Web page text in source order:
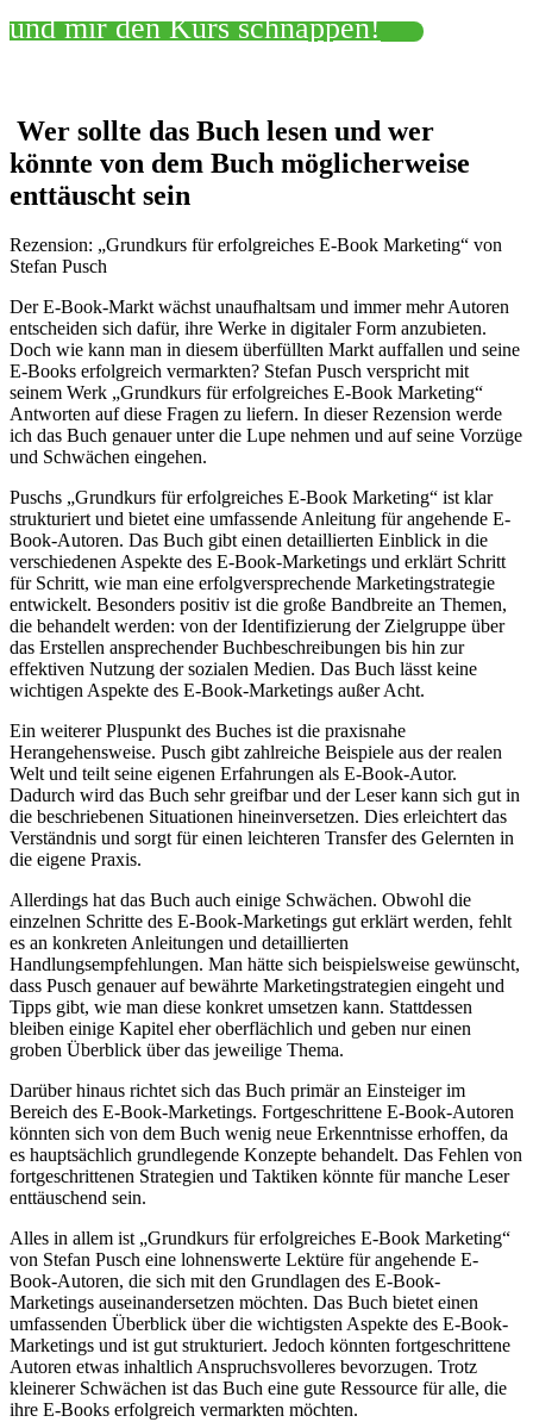
und mir den Kurs schnappen!
⁢ Wer sollte das Buch lesen und wer
könnte von ‍dem⁤ Buch möglicherweise
enttäuscht sein
Rezension: „Grundkurs für erfolgreiches​ E-Book Marketing“ von
Stefan‍ Pusch
Der E-Book-Markt wächst unaufhaltsam und immer mehr Autoren⁣
entscheiden sich dafür, ihre Werke ⁢in digitaler⁤ Form anzubieten.
⁣Doch wie‌ kann‍ man in diesem überfüllten Markt auffallen und seine
E-Books erfolgreich vermarkten? Stefan Pusch​ verspricht mit
seinem​ Werk „Grundkurs⁢ für erfolgreiches⁤ E-Book Marketing“
Antworten auf diese Fragen zu liefern. In dieser Rezension werde
ich das Buch‌ genauer unter die Lupe ⁤nehmen und auf seine Vorzüge⁢
und Schwächen eingehen.
Puschs⁢ „Grundkurs für erfolgreiches E-Book Marketing“ ist klar​
strukturiert und​ bietet eine umfassende Anleitung‍ für angehende E-
Book-Autoren. Das Buch gibt einen detaillierten Einblick in die
verschiedenen Aspekte ​des E-Book-Marketings und erklärt Schritt
für ⁢Schritt, wie⁤ man eine ‌erfolgversprechende Marketingstrategie
entwickelt. Besonders positiv ist die große Bandbreite an Themen,‌
die behandelt ​werden: ‌von der Identifizierung der Zielgruppe über
das Erstellen‌ ansprechender Buchbeschreibungen bis hin zur
⁢effektiven Nutzung der‌ sozialen Medien. Das Buch lässt keine
wichtigen Aspekte des⁣ E-Book-Marketings ​außer Acht.
Ein weiterer Pluspunkt des Buches⁤ ist die ​praxisnahe
Herangehensweise.⁢ Pusch gibt zahlreiche Beispiele aus der realen⁣
Welt und teilt‍ seine eigenen⁣ Erfahrungen als E-Book-Autor.
⁤Dadurch wird das Buch sehr greifbar und der Leser kann sich gut in
die beschriebenen Situationen hineinversetzen. Dies erleichtert das
Verständnis und sorgt für einen leichteren Transfer des Gelernten in
die eigene Praxis.
Allerdings hat das‍ Buch auch einige Schwächen. Obwohl die
einzelnen Schritte des E-Book-Marketings gut ‌erklärt werden, fehlt
‌es an konkreten Anleitungen und detaillierten
Handlungsempfehlungen. Man hätte​ sich ⁢beispielsweise gewünscht,
dass ‍Pusch genauer auf bewährte Marketingstrategien eingeht und
Tipps gibt, wie man diese konkret umsetzen kann. Stattdessen
bleiben einige Kapitel eher oberflächlich ‌und geben nur einen
groben Überblick über ⁤das jeweilige Thema.
Darüber hinaus‌ richtet sich ‍das Buch primär an Einsteiger im
Bereich des E-Book-Marketings. Fortgeschrittene E-Book-Autoren
könnten sich von dem Buch wenig neue Erkenntnisse erhoffen, da
es hauptsächlich grundlegende‍ Konzepte ​behandelt. Das Fehlen⁤ von​
fortgeschrittenen Strategien und Taktiken könnte für manche Leser⁤
enttäuschend sein.
Alles in allem ist „Grundkurs⁣ für erfolgreiches E-Book Marketing“
von Stefan Pusch eine lohnenswerte Lektüre für angehende E-
Book-Autoren, die sich mit den Grundlagen ⁣des E-Book-
Marketings‍ auseinandersetzen möchten. Das Buch bietet einen
umfassenden Überblick über die wichtigsten Aspekte des E-Book-
Marketings und ist gut strukturiert. Jedoch könnten fortgeschrittene
⁤Autoren etwas inhaltlich Anspruchsvolleres bevorzugen. Trotz
kleinerer Schwächen ist ‍das Buch eine⁤ gute Ressource für alle, die
ihre E-Books erfolgreich vermarkten⁢ möchten.